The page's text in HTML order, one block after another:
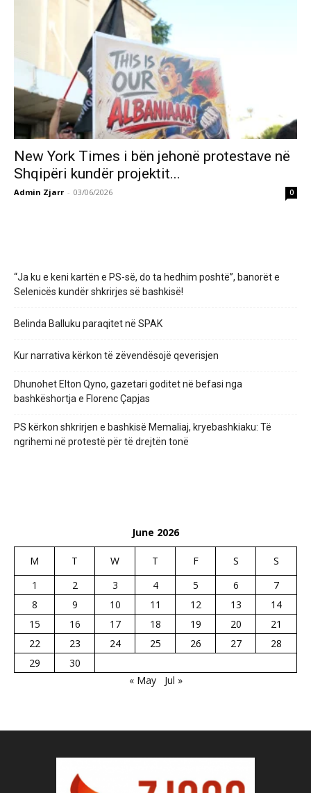
New York Times i bën jehonë protestave në
Shqipëri kundër projektit...
Admin Zjarr - 03/06/2026 0
“Ja ku e keni kartën e PS-së, do ta hedhim poshtë”, banorët e
Selenicës kundër shkrirjes së bashkisë!
Belinda Balluku paraqitet në SPAK
Kur narrativa kërkon të zëvendësojë qeverisjen
Dhunohet Elton Qyno, gazetari goditet në befasi nga
bashkëshortja e Florenc Çapjas
PS kërkon shkrirjen e bashkisë Memaliaj, kryebashkiaku: Të
ngrihemi në protestë për të drejtën tonë
June 2026
M T W T F S
S
1
2 3 4 5 6
7
8
9 10 11 12 13
14
15
16 17 18 19 20
21
22
23 24 25 26 27
28
29
30
« May
Jul »